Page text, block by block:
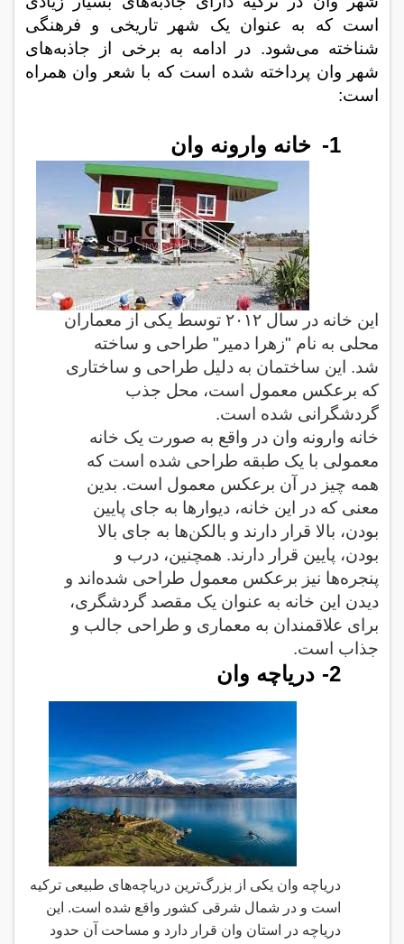
است که به عنوان یک شهر تاریخی و فرهنگی
شناخته می‌شود. در ادامه به برخی از جاذبه‌های
شهر وان پرداخته شده است که با شعر وان همراه
است:
1- خانه وارونه وان
این خانه در سال ۲۰۱۲ توسط یکی از معماران
محلی به نام "زهرا دمیر " طراحی و ساخته
شد. این ساختمان به دلیل طراحی و ساختاری
که برعکس معمول است، محل جذب
گردشگرانی شده است.
خانه وارونه وان در واقع به صورت یک خانه
معمولی با یک طبقه طراحی شده است که
همه چیز در آن برعکس معمول است. بدین
معنی که در این خانه، دیوارها به جای پایین
بودن، بالا قرار دارند و بالکن‌ها به جای بالا
بودن، پایین قرار دارند. همچنین، درب و
پنجره‌ها نیز برعکس معمول طراحی شده‌اند و
دیدن این خانه به عنوان یک مقصد گردشگری،
برای علاقمندان به معماری و طراحی جالب و
جذاب است.
2- دریاچه وان
دریاچه وان یکی از بزرگ‌ترین دریاچه‌های طبیعی ترکیه
است و در شمال شرقی کشور واقع شده است. این
دریاچه در استان وان قرار دارد و مساحت آن حدود